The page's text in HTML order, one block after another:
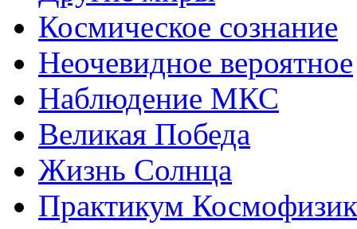
Космическое сознание
Неочевидное вероятное
Наблюдение МКС
Великая Победа
Жизнь Солнца
Практикум